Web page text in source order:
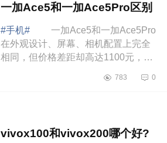
一加Ace5和一加Ace5Pro区别
#手机#
一加Ace5和一加Ace5Pro
在外观设计、屏幕、相机配置上完全
相同，但价格差距却高达1100元，起
价让不少消费者陷入了困惑，究竟值
783 0
vivox100和vivox200哪个好?